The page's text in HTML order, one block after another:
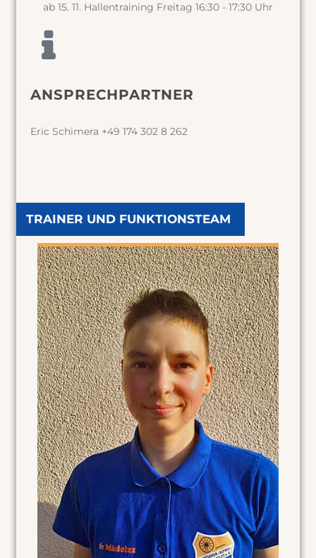
ab 15. 11. Hallentraining Freitag 16:30 - 17:30 Uhr
ANSPRECHPARTNER
Eric Schimera +49 174 302 8 262
TRAINER UND FUNKTIONSTEAM